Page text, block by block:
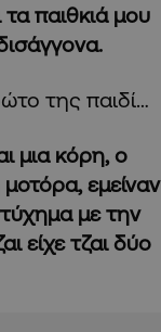
παιθκιά μου
της παιδί…
μια κόρη, ο
εμείναν
με την
είχε τζαι δύο